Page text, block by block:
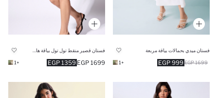
فستان ميدي بحمالات بياقة مربعة
999 EGP 1699 EGP
+1
1359 EGP 1699 EGP
+1